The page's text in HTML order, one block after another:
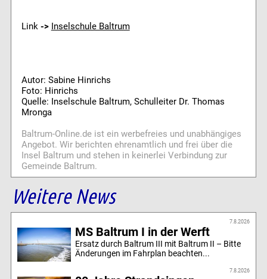
Link -> Inselschule Baltrum
Autor: Sabine Hinrichs
Foto: Hinrichs
Quelle: Inselschule Baltrum, Schulleiter Dr. Thomas
Mronga
Baltrum-Online.de ist ein werbefreies und unabhängiges
Angebot. Wir berichten ehrenamtlich und frei über die
Insel Baltrum und stehen in keinerlei Verbindung zur
Gemeinde Baltrum.
Weitere News
7.8.2026
MS Baltrum I in der Werft
Ersatz durch Baltrum III mit Baltrum II – Bitte
Änderungen im Fahrplan beachten...
7.8.2026